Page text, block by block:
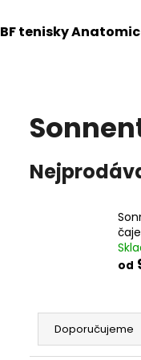
BF tenisky Anatomic
čaje
od
Ř
z
Doporučujeme